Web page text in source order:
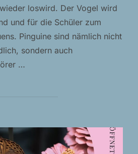
loswird. Der Vogel wird
und für die Schüler zum
Pinguine sind nämlich nicht
sondern auch
…